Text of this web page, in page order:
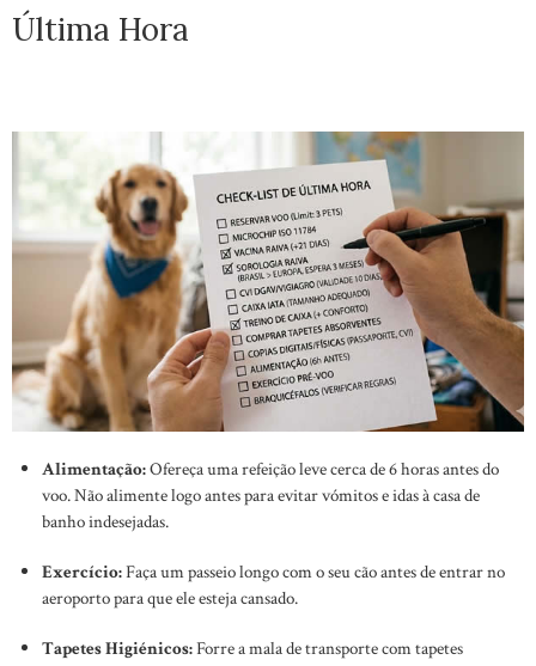
Última Hora
Alimentação:Ofereça uma refeição leve cerca de 6 horas antes do
voo. Não alimente logo antes para evitar vómitos e idas à casa de
banho indesejadas.
Exercício:Faça um passeio longo com o seu cão antes de entrar no
aeroporto para que ele esteja cansado.
Tapetes Higiénicos:Forre a mala de transporte com tapetes